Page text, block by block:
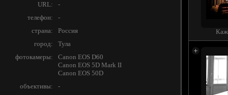
URL:
-
телефон:
-
страна:
Россия
город:
Тула
фотокамеры:
Canon EOS D60
Canon EOS 5D Mark II
Canon EOS 50D
объективы:
-